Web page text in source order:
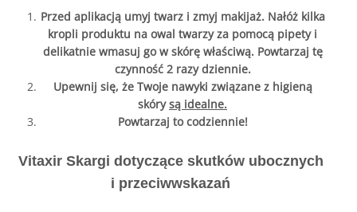
Przed aplikacją umyj twarz i zmyj makijaż. Nałóż kilka
kropli produktu na owal twarzy za pomocą pipety i
delikatnie wmasuj go w skórę właściwą. Powtarzaj tę
czynność 2 razy dziennie.
Upewnij się, że Twoje nawyki związane z higieną
skórysą idealne.
Powtarzaj to codziennie!
Vitaxir Skargi dotyczące skutków ubocznych
i przeciwwskazań